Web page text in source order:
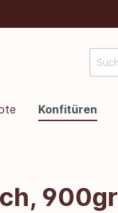
Konfitüren
900gr